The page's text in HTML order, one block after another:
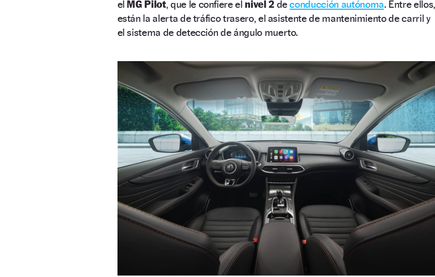
el MG Pilot, que le confiere el nivel 2deconducción autónoma. Entre ellos,
están la alerta de tráfico trasero, el asistente de mantenimiento de carril y
el sistema de detección de ángulo muerto.